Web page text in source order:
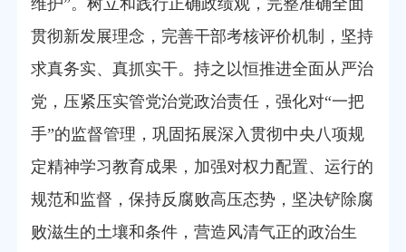
贯彻新发展理念，完善干部考核评价机制，坚持
求真务实、真抓实干。持之以恒推进全面从严治
党，压紧压实管党治党政治责任，强化对“一把
手”的监督管理，巩固拓展深入贯彻中央八项规
定精神学习教育成果，加强对权力配置、运行的
规范和监督，保持反腐败高压态势，坚决铲除腐
败滋生的土壤和条件，营造风清气正的政治生